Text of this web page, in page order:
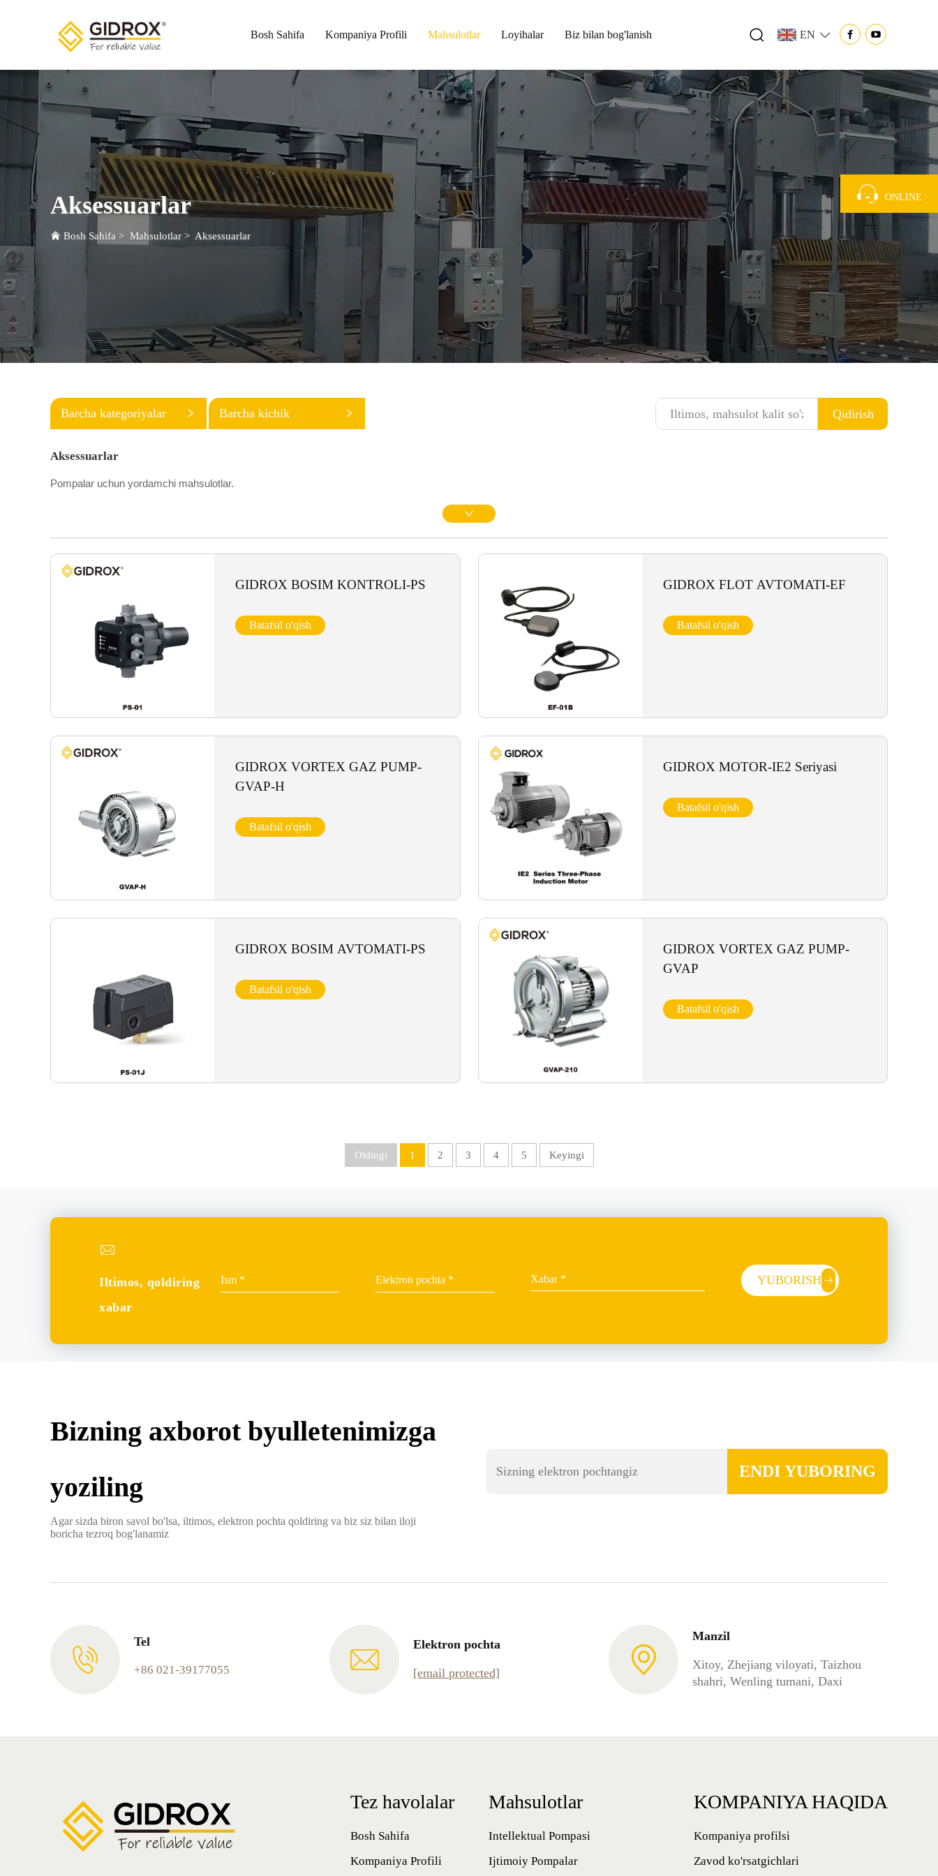
Bosh Sahifa Kompaniya Profili Mahsulotlar Loyihalar Biz bilan bog'lanish EN
Aksessuarlar
Bosh Sahifa > Mahsulotlar > Aksessuarlar
Barcha kategoriyalar Barcha kichik Qidirish
Aksessuarlar
Pompalar uchun yordamchi mahsulotlar.
GIDROX BOSIM KONTROLI-PS
Batafsil o'qish
GIDROX FLOT AVTOMATI-EF
Batafsil o'qish
GIDROX VORTEX GAZ PUMP-
GVAP-H
Batafsil o'qish
GIDROX MOTOR-IE2 Seriyasi
Batafsil o'qish
GIDROX BOSIM AVTOMATI-PS
Batafsil o'qish
GIDROX VORTEX GAZ PUMP-
GVAP
Batafsil o'qish
Oldingi 1 2 3 4 5 Keyingi
Iltimos, qoldiring
xabar
YUBORISH
Bizning axborot byulletenimizga
yoziling
Agar sizda biron savol bo'lsa, iltimos, elektron pochta qoldiring va biz siz bilan iloji
boricha tezroq bog'lanamiz
ENDI YUBORING
Tel
+86 021-39177055
Elektron pochta
[email protected]
Manzil
Xitoy, Zhejiang viloyati, Taizhou
shahri, Wenling tumani, Daxi
Tez havolalar
Bosh Sahifa
Kompaniya Profili
Mahsulotlar
Intellektual Pompasi
Ijtimoiy Pompalar
KOMPANIYA HAQIDA
Kompaniya profilsi
Zavod ko'rsatgichlari
ONLINE